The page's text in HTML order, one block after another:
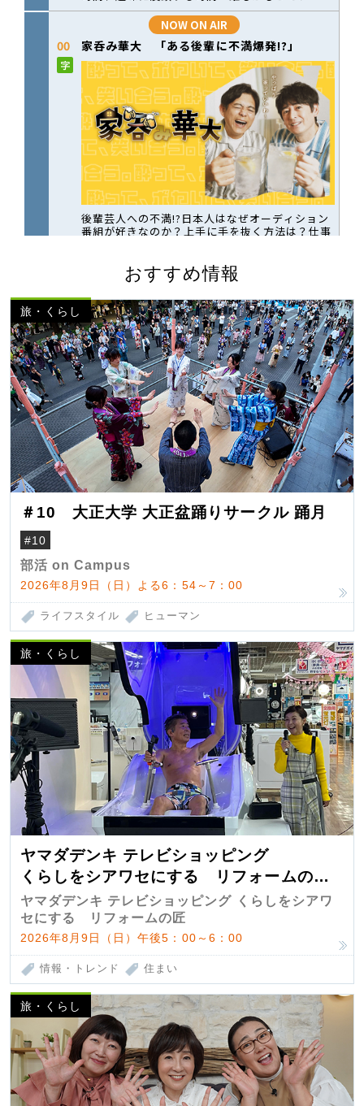
おすすめ情報
旅・くらし
＃10 大正大学 大正盆踊りサークル 踊月
#10
部活 on Campus
2026年8月9日（日）よる6：54～7：00
ライフスタイル ヒューマン
旅・くらし
ヤマダデンキ テレビショッピング
くらしをシアワセにする リフォームの
匠 第7弾
ヤマダデンキ テレビショッピング くらしをシアワ
セにする リフォームの匠
2026年8月9日（日）午後5：00～6：00
情報・トレンド 住まい
旅・くらし